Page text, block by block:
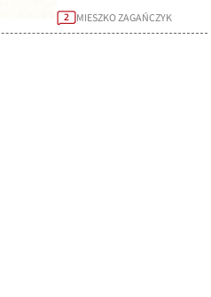
2 MIESZKO ZAGAŃCZYK